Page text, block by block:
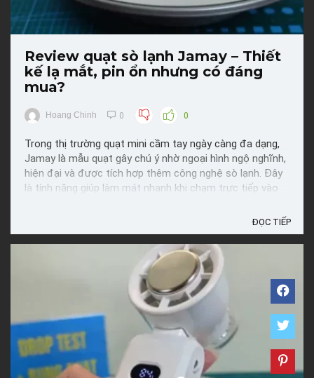
Review quạt sò lạnh Jamay – Thiết
kế lạ mắt, pin ổn nhưng có đáng
mua?
Hoang Chinh 0 0
Trong thị trường quạt mini cầm tay ngày càng đa dạng,
Jamay là mẫu quạt gây chú ý nhờ ngoại hình ngộ nghĩnh,
hiện đại và được tích hợp thêm công nghệ sò lạnh. Đây
là tính năng giúp làm mát nhanh khi chạm trực tiếp vào
ĐỌC TIẾP